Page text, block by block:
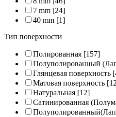
7 mm [24]
40 mm [1]
Тип поверхности
Полированная [157]
Полуполированный
Глянцевая поверхность
Матовая поверхность
Натуральная [12]
Сатинированная